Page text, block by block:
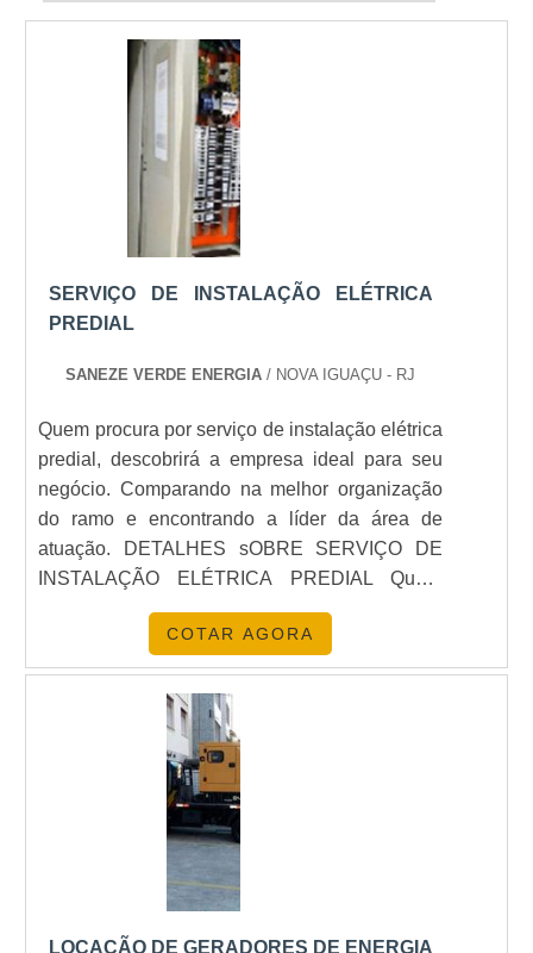
SERVIÇO DE INSTALAÇÃO ELÉTRICA
PREDIAL
SANEZE VERDE ENERGIA / NOVA IGUAÇU - RJ
Quem procura por serviço de instalação elétrica
predial, descobrirá a empresa ideal para seu
negócio. Comparando na melhor organização
do ramo e encontrando a líder da área de
atuação. DETALHES sOBRE SERVIÇO DE
INSTALAÇÃO ELÉTRICA PREDIAL Quem
precisa de serviço de instalação elétrica predial
em uma empresa segura, acha o site da
Saneze Verde Energia. É possível encontrar
desenvolvimento, aplicação e manutenção de
sistemas de automação e fotos termográficas,
oferecendo o que há de melhor em tecnologia
ao cliente. Ainda focando em serviço de
instalação elétrica predial, sempre deve-se
buscar uma empresa que tenha produtos e
serviços com ótima qualidade e excelente
custo-benefício, pontos importantes que ficam
de fora no planejamento de empresas que
COTAR AGORA
LOCAÇÃO DE GERADORES DE ENERGIA